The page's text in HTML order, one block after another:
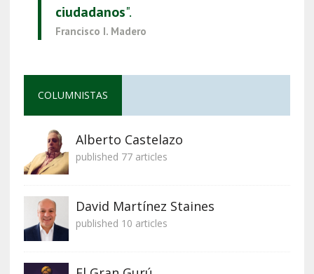
ciudadanos".
Francisco I. Madero
COLUMNISTAS
Alberto Castelazo
published 77 articles
David Martínez Staines
published 10 articles